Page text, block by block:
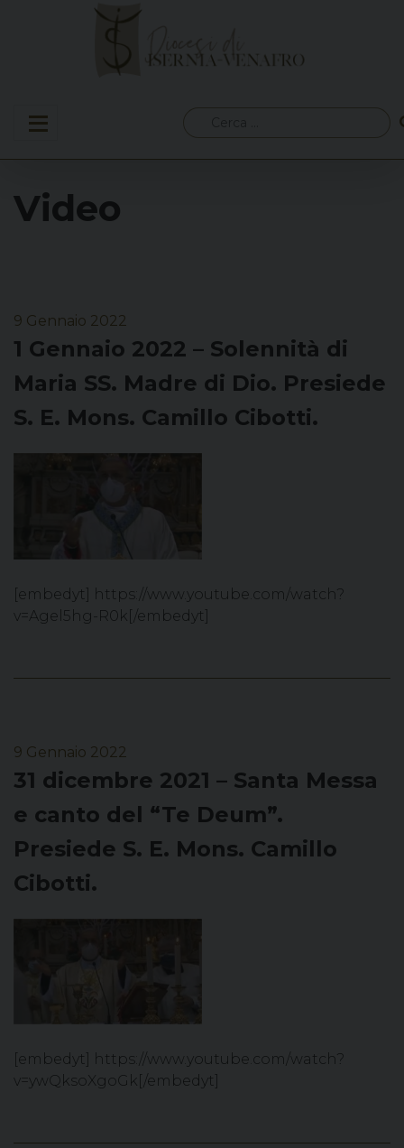
per:
Video
9 Gennaio 2022
1 Gennaio 2022 – Solennità di
Maria SS. Madre di Dio. Presiede
S. E. Mons. Camillo Cibotti.
[embedyt] https://www.youtube.com/watch?
v=Agel5hg-R0k[/embedyt]
9 Gennaio 2022
31 dicembre 2021 – Santa Messa
e canto del “Te Deum”.
Presiede S. E. Mons. Camillo
Cibotti.
[embedyt] https://www.youtube.com/watch?
v=ywQksoXgoGk[/embedyt]